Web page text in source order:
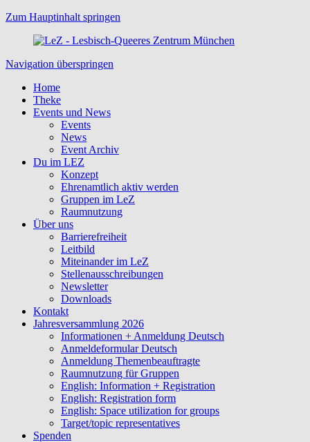
Zum Hauptinhalt springen
Navigation überspringen
Home
Theke
Events und News
Events
News
Event Archiv
Du im LEZ
Konzept
Ehrenamtlich aktiv werden
Gruppen im LeZ
Raumnutzung
Über uns
Barrierefreiheit
Leitbild
Miteinander im LeZ
Stellenausschreibungen
Newsletter
Downloads
Kontakt
Jahresversammlung 2026
Informationen + Anmeldung Deutsch
Anmeldeformular Deutsch
Anmeldung Themenbeauftragte
Raumnutzung für Gruppen
English: Information + Registration
English: Registration form
English: Space utilization for groups
Target/topic representatives
Spenden